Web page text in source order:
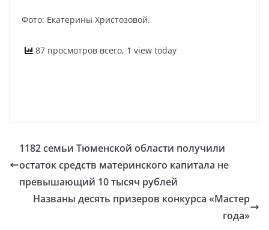
Фото: Екатерины Христозовой.
87 просмотров всего, 1 view today
1182 семьи Тюменской области получили
остаток средств материнского капитала не
превышающий 10 тысяч рублей
Названы десять призеров конкурса «Мастер
года»